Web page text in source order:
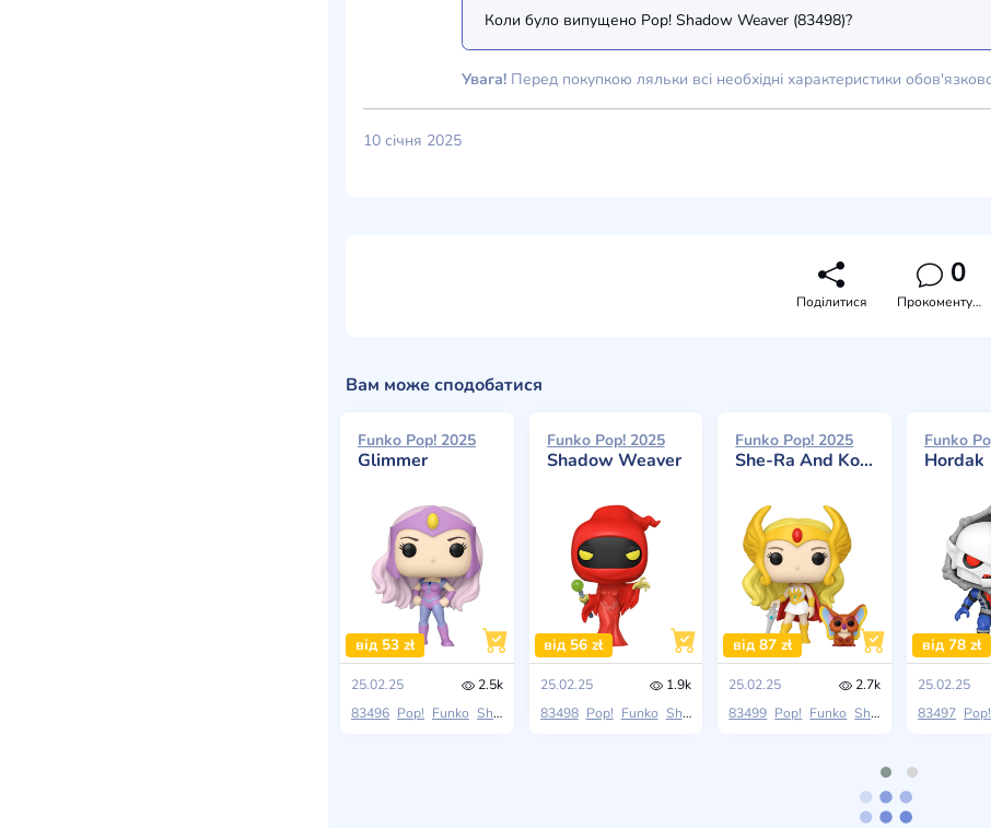
Коли було випущено Pop! Shadow Weaver (83498)?
Увага! Перед покупкою ляльки всі необхідні характеристики
10 січня 2025
Поділитися
0
Прокоментувати
Вам може сподобатися
Funko Pop! 2025
Glimmer
від 53 zł
25.02.25
2.5k
83496 Pop! Funko She-Ra: Princess Of Power
Funko Pop! 2025
Shadow Weaver
від 56 zł
25.02.25
1.9k
83498 Pop! Funko She-Ra: Princess Of Power
Funko Pop! 2025
She-Ra And Kowl
від 87 zł
25.02.25
2.7k
83499 Pop! Funko She-Ra: Princess Of Power
Funko
Hordak
від 78 zł
25.02.25
83497 Pop!